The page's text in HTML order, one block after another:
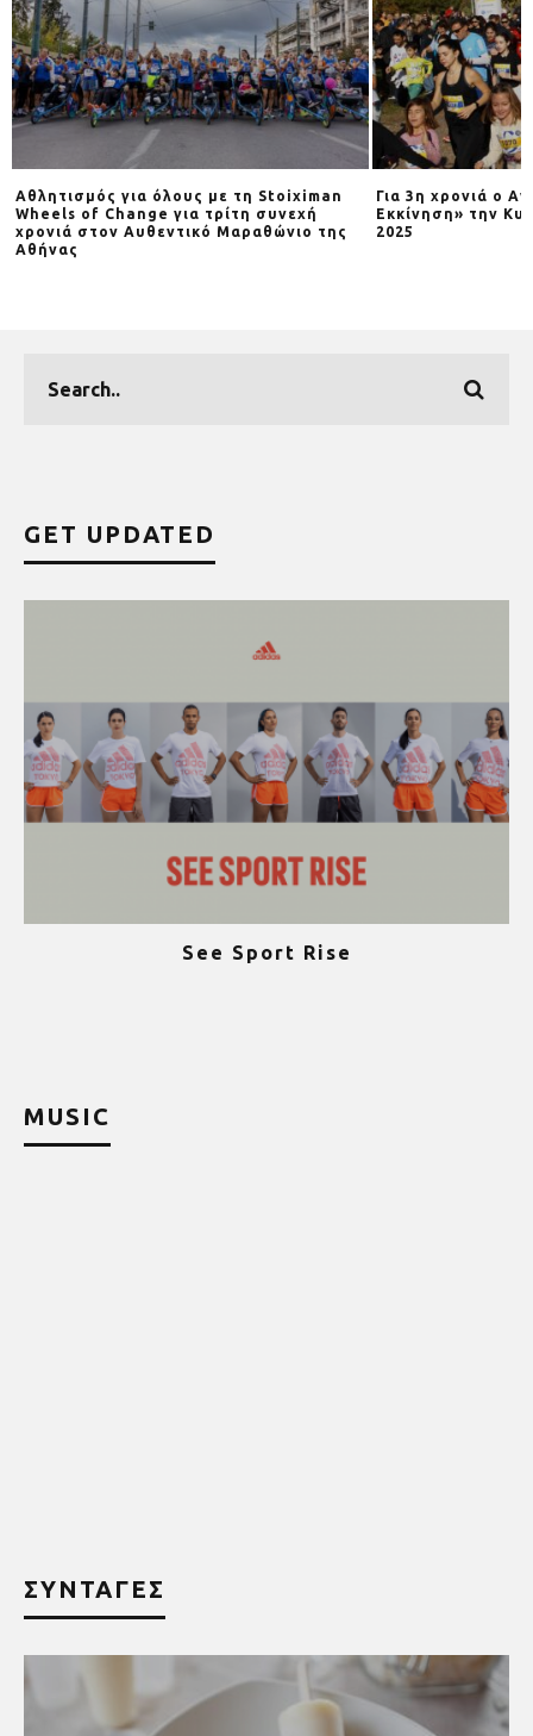
Αθλητισμός για όλους με τη Stoiximan
Wheels of Change για τρίτη συνεχή
χρονιά στον Αυθεντικό Μαραθώνιο της
Αθήνας
Για 3η χρονιά o
Εκκίνηση» την
2025
GET UPDATED
See Sport Rise
MUSIC
ΣΥΝΤΑΓΕΣ